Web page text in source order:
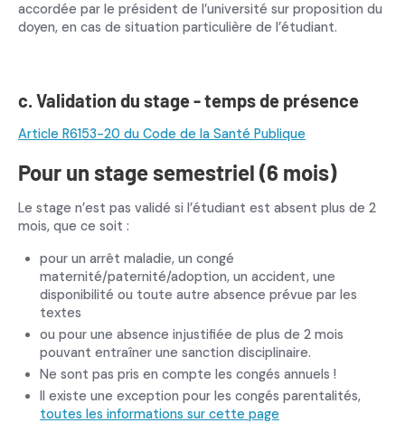
accordée par le président de l’université sur proposition du
doyen, en cas de situation particulière de l’étudiant.
c. Validation du stage - temps de présence
Article R6153-20 du Code de la Santé Publique
Pour un stage semestriel (6 mois)
Le stage n’est pas validé si l’étudiant est absent plus de 2
mois, que ce soit :
pour un arrêt maladie, un congé
maternité/paternité/adoption, un accident, une
disponibilité ou toute autre absence prévue par les
textes
ou pour une absence injustifiée de plus de 2 mois
pouvant entraîner une sanction disciplinaire.
Ne sont pas pris en compte les congés annuels !
Il existe une exception pour les congés parentalités,
toutes les informations sur cette page